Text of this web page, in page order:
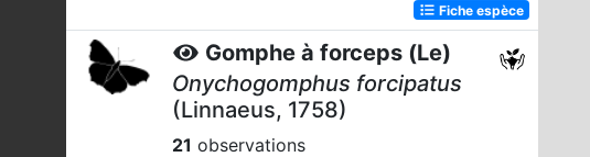
Fiche espèce
Gomphe à forceps (Le)
Onychogomphus forcipatus
(Linnaeus, 1758)
21 observations